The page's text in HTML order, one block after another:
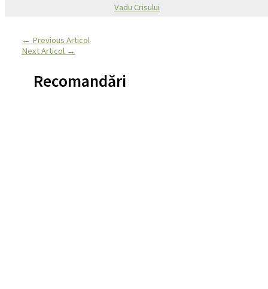
Vadu Crisului
← Previous Articol
Next Articol →
Recomandări